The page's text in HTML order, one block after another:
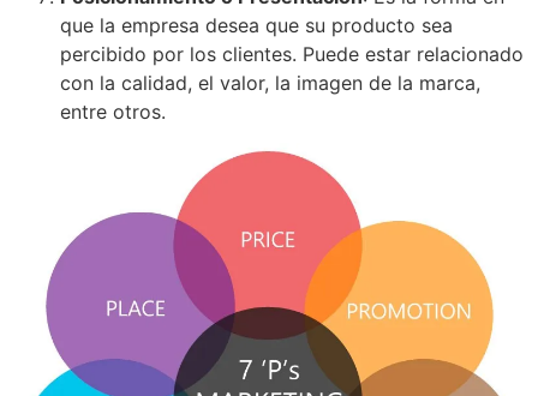
que la empresa desea que su producto sea
percibido por los clientes. Puede estar relacionado
con la calidad, el valor, la imagen de la marca,
entre otros.